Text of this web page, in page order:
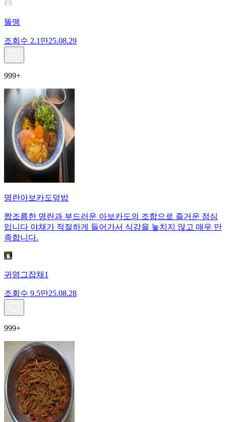
똘맹
조회수 2.1만25.08.29
999+
명란아보카도덮밥
짭조름한 명란과 부드러운 아보카도의 조합으로 즐거운 점심
입니다 야채가 적절하게 들어가서 식감을 놓치지 않고 매우 만
족합니다.
귀염그잡채1
조회수 9.5만25.08.28
999+